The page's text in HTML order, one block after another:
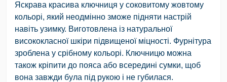
Яскрава красива ключниця у соковитому жовтому
кольорі, який неодмінно зможе підняти настрій
навіть узимку. Виготовлена із натуральної
висококласної шкіри підвищеної міцності. Фурнітура
зроблена у срібному кольорі. Ключницю можна
також кріпити до пояса або всередині сумки, щоб
вона завжди була під рукою і не губилася.